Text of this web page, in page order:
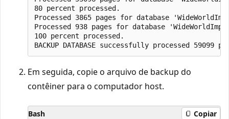
80 percent processed.
Processed 3865 pages for database
Processed 938 pages for database
100 percent processed.
Em seguida, copie o arquivo de backup do
contêiner para o computador host.
Bash Copiar